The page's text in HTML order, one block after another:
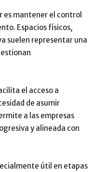
es mantener el control
Espacios físicos,
suelen representar una
el acceso a
de asumir
a las empresas
y alineada con
útil en etapas